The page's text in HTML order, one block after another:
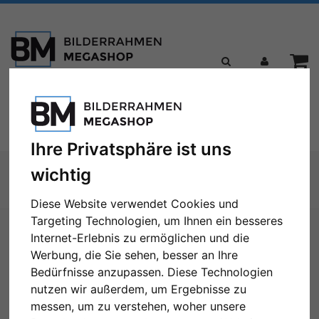
Ihre Privatsphäre ist uns
wichtig
Diese Website verwendet Cookies und
Targeting Technologien, um Ihnen ein besseres
Internet-Erlebnis zu ermöglichen und die
Werbung, die Sie sehen, besser an Ihre
Bedürfnisse anzupassen. Diese Technologien
nutzen wir außerdem, um Ergebnisse zu
messen, um zu verstehen, woher unsere
Toggle
navigation
Menü